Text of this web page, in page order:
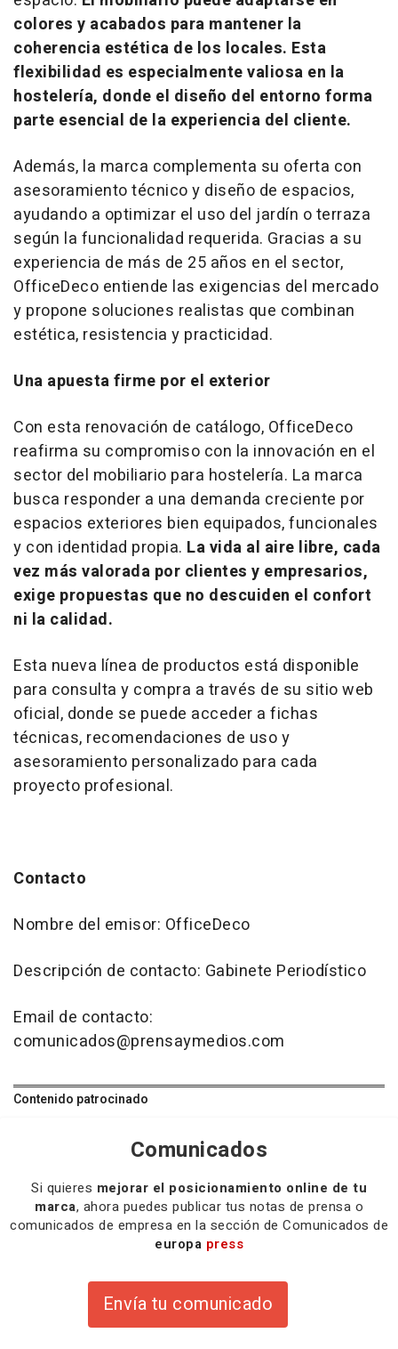
colores y acabados para mantener la
coherencia estética de los locales. Esta
flexibilidad es especialmente valiosa en la
hostelería, donde el diseño del entorno forma
parte esencial de la experiencia del cliente.
Además, la marca complementa su oferta con
asesoramiento técnico y diseño de espacios,
ayudando a optimizar el uso del jardín o terraza
según la funcionalidad requerida. Gracias a su
experiencia de más de 25 años en el sector,
OfficeDeco entiende las exigencias del mercado
y propone soluciones realistas que combinan
estética, resistencia y practicidad.
Una apuesta firme por el exterior
Con esta renovación de catálogo, OfficeDeco
reafirma su compromiso con la innovación en el
sector del mobiliario para hostelería. La marca
busca responder a una demanda creciente por
espacios exteriores bien equipados, funcionales
y con identidad propia. La vida al aire libre, cada
vez más valorada por clientes y empresarios,
exige propuestas que no descuiden el confort
ni la calidad.
Esta nueva línea de productos está disponible
para consulta y compra a través de su sitio web
oficial, donde se puede acceder a fichas
técnicas, recomendaciones de uso y
asesoramiento personalizado para cada
proyecto profesional.
Contacto
Nombre del emisor: OfficeDeco
Descripción de contacto: Gabinete Periodístico
Email de contacto:
comunicados@prensaymedios.com
Contenido patrocinado
Comunicados
Si quieres mejorar el posicionamiento online de tu
marca, ahora puedes publicar tus notas de prensa o
comunicados de empresa en la sección de Comunicados de
europa press
Envía tu comunicado